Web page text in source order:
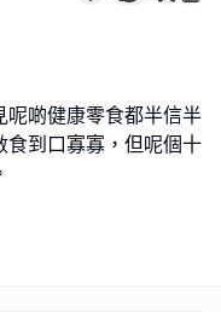
呢啲健康零食都半信半
食到口寡寡，但呢個十